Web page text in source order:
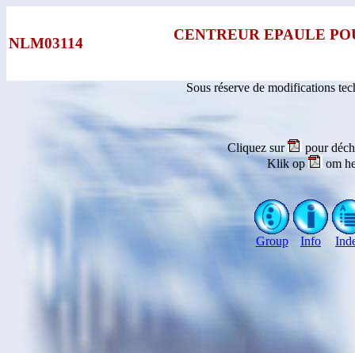
NLM03114
CENTREUR EPAULE
Sous réserve de modifications
Cliquez sur
pour
Klik op
om
Group Info